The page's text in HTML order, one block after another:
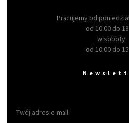
Pracujemy od
od 10:00 do
w soboty
od 10:00 do